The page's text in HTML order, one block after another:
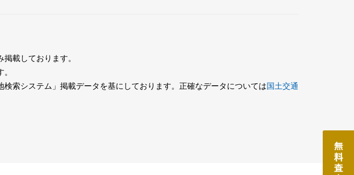
載しております。
索システム」掲載データを基にしております。正確なデータについては国土交通